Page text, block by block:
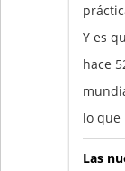
Y es
hace
lo que
Las